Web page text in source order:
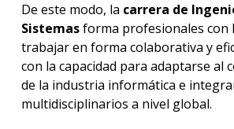
De este modo, la carrera de
Sistemasforma profesionales con
trabajar en forma colaborativa y
con la capacidad para adaptarse al
de la industria informática e
multidisciplinarios a nivel global.